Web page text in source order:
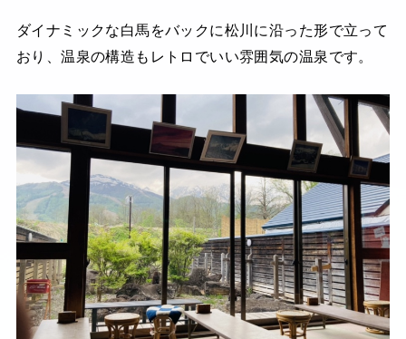
ダイナミックな白馬をバックに松川に沿った形で立って
おり、温泉の構造もレトロでいい雰囲気の温泉です。